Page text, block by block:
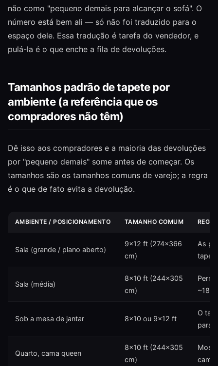
não como "pequeno demais para alcançar o sofá". O
número está bem ali — só não foi traduzido para o
espaço dele. Essa tradução é tarefa do vendedor, e
pulá-la é o que enche a fila de devoluções.
Tamanhos padrão de tapete por
ambiente (a referência que os
compradores não têm)
Dê isso aos compradores e a maioria das devoluções
por "pequeno demais" some antes de começar. Os
tamanhos são os tamanhos comuns de varejo; a regra
é o que de fato evita a devolução.
AMBIENTE / POSICIONAMENTO TAMANHO COMUM
Sala (grande / plano aberto)
9×12 ft (274×366
cm)
As
tapete
Sala (média)
8×10 ft (244×305
cm)
~18
Sob a mesa de jantar 8×10 ou 9×12 ft
O
para
Quarto, cama queen
8×10 ft (244×305
cm)
cama